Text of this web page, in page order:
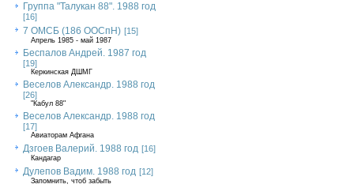
Группа "Талукан 88". 1988 год
[16]
7 ОМСБ (186 ООСпН) [15]
Апрель 1985 - май 1987
Беспалов Андрей. 1987 год
[19]
Керкинская ДШМГ
Веселов Александр. 1988 год
[26]
"Кабул 88"
Веселов Александр. 1988 год
[17]
Авиаторам Афгана
Дзгоев Валерий. 1988 год [16]
Кандагар
Дулепов Вадим. 1988 год [12]
Запомнить, чтоб забыть